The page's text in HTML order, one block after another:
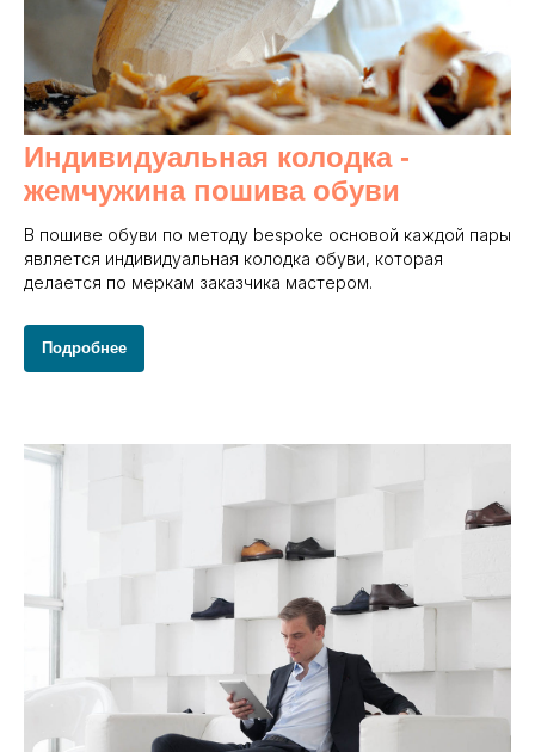
Индивидуальная колодка -
жемчужина пошива обуви
В пошиве обуви по методу bespoke основой каждой пары
является индивидуальная колодка обуви, которая
делается по меркам заказчика мастером.
Подробнее